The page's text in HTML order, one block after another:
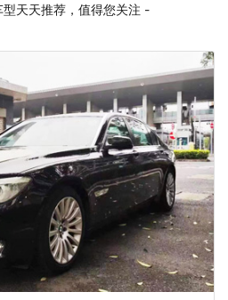
天天推荐，值得您关注 -